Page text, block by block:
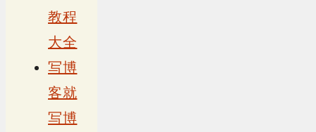
教程
大全
写博
客就
写博